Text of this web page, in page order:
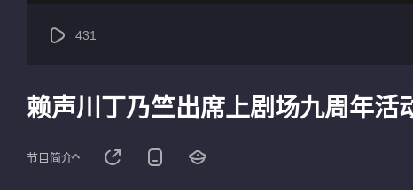
431
赖声川丁乃竺出席上剧场九周年活
节目简介